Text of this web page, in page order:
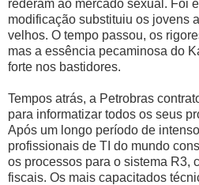
rederam ao mercado sexual. Foi
modificação substituiu os jovens
velhos. O tempo passou, os
mas a essência pecaminosa do
forte nos bastidores.
Tempos atrás, a Petrobras
para informatizar todos os seus
Após um longo período de
profissionais de TI do mundo
os processos para o sistema R3,
fiscais. Os mais capacitados